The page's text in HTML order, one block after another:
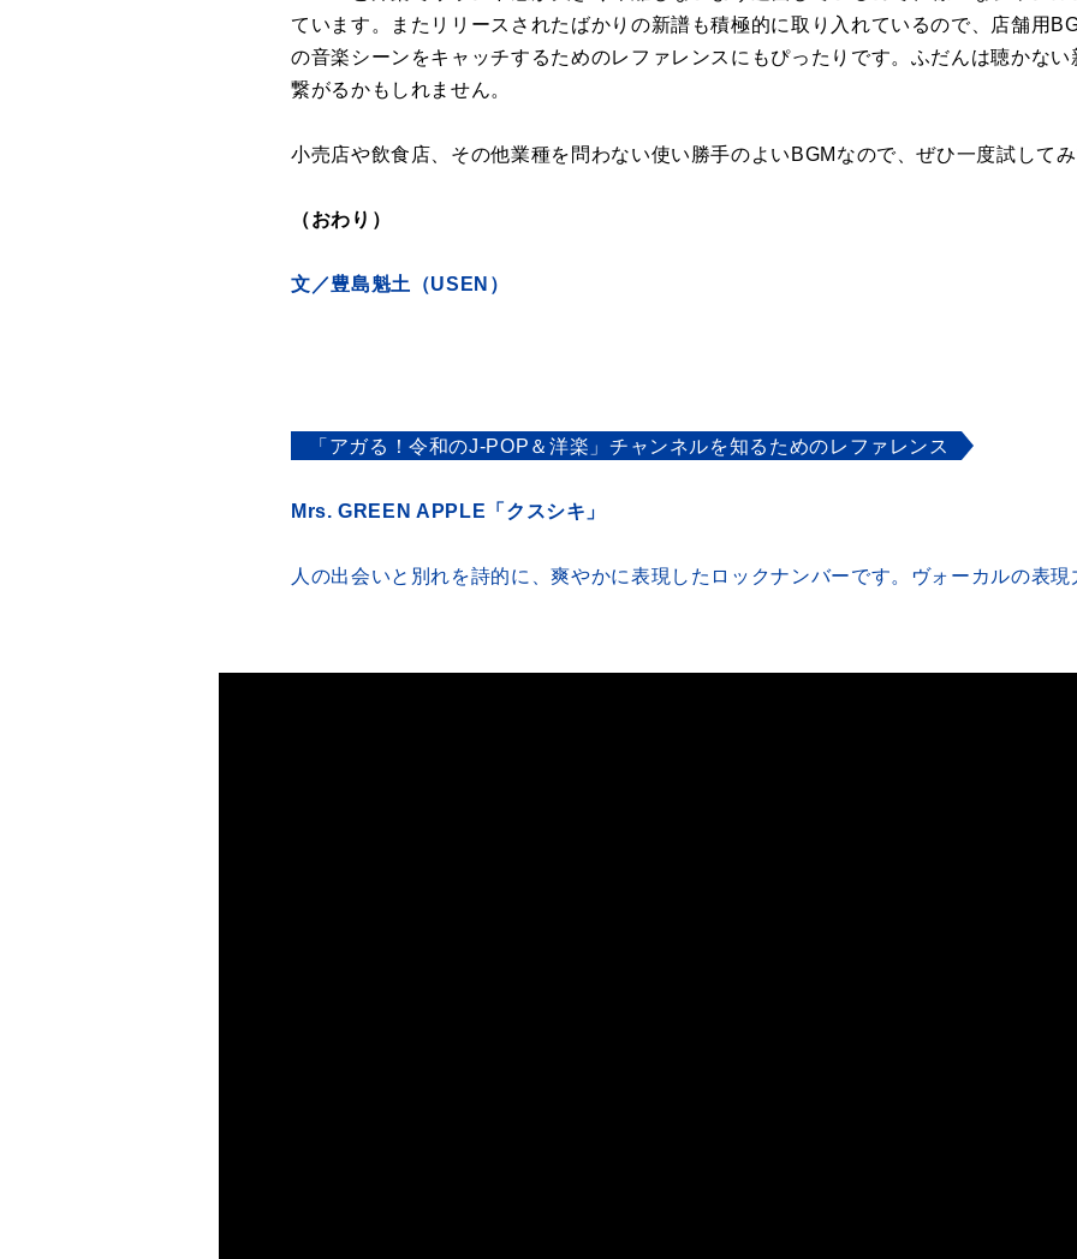
ています。またリリースされたばかりの新譜も積極的に取り入れているので、店舗用
の音楽シーンをキャッチするためのレファレンスにもぴったりです。ふだんは聴かな
繋がるかもしれません。
小売店や飲食店、その他業種を問わない使い勝手のよいBGMなので、ぜひ一度試してみ
（おわり）
文／豊島魁土（USEN）
「アガる！令和のJ-POP＆洋楽」チャンネルを知るためのレファレンス
Mrs. GREEN APPLE「クスシキ」
人の出会いと別れを詩的に、爽やかに表現したロックナンバーです。ヴォーカルの表現